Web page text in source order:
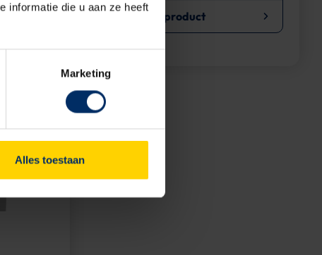
informatie die u aan ze heeft
Marketing
Alles toestaan
Bekijk dit product